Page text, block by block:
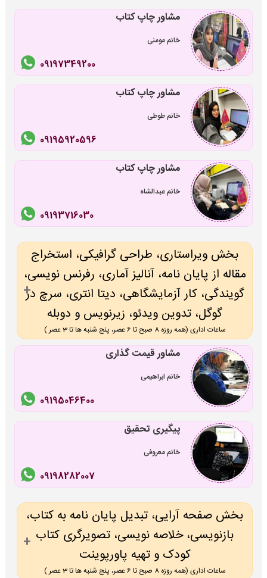
مشاور چاپ کتاب
خانم مومنی
09197349200
مشاور چاپ کتاب
خانم طوطی
09195920596
مشاور چاپ کتاب
خانم عبدالشاه
09193716030
بخش ویراستاری، طراحی گرافیکی، استخراج
مقاله از پایان نامه، آنالیز آماری، رفرنس نویسی،
گویندگی، کار آزمایشگاهی، دیتا انتری، سرچ در
گوگل، تدوین ویدئو، زیرنویس و دوبله
ساعات اداری (همه روزه 8 صبح تا 6 عصر، پنج شنبه ها تا 3 عصر )
مشاور قیمت گذاری
خانم ابراهیمی
09195046400
پیگیری تحقیق
خانم معروفی
09198282007
بخش صفحه آرایی، تبدیل پایان نامه به کتاب،
بازنویسی، خلاصه نویسی، تصویرگری کتاب
کودک و تهیه پاورپوینت
ساعات اداری (همه روزه 8 صبح تا 6 عصر، پنج شنبه ها تا 3 عصر )